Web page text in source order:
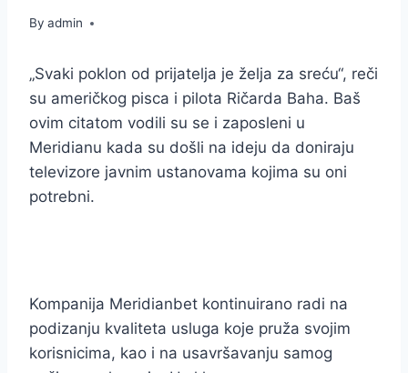
By admin
„Svaki poklon od prijatelja je želja za sreću“, reči
su američkog pisca i pilota Ričarda Baha. Baš
ovim citatom vodili su se i zaposleni u
Meridianu kada su došli na ideju da doniraju
televizore javnim ustanovama kojima su oni
potrebni.
Kompanija Meridianbet kontinuirano radi na
podizanju kvaliteta usluga koje pruža svojim
korisnicima, kao i na usavršavanju samog